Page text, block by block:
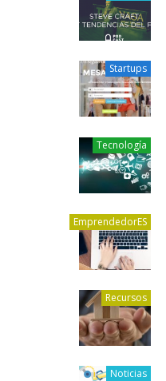
Startups
Tecnología
EmprendedorES
Recursos
Noticias